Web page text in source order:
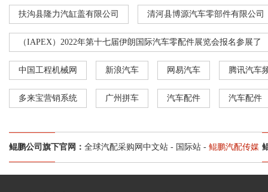
扶沟县隆力汽缸盖有限公司 清河县博源汽车零部件有限公司
（IAPEX）2022年第十七届伊朗国际汽车零配件展览会报名参展了
中国工程机械网 新浪汽车 网易汽车 腾讯汽车
多来宝营销系统 广州拼车 汽车配件 汽车配件
鲲鹏公司旗下官网： 全球汽配采购网中文站 - 国际站 - 鲲鹏汽配传媒